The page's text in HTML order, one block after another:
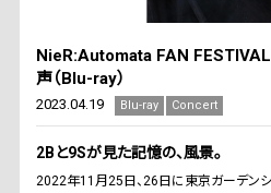
NieR:Automata FAN
声（Blu-ray）
2023.04.19 Blu-ray Concert
2Bと9Sが見た記憶の、風景。
2022年11月25日、26日に東京ガーデン